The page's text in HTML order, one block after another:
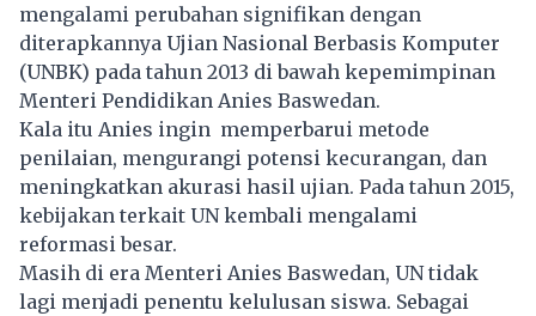
mengalami perubahan signifikan dengan
diterapkannya Ujian Nasional Berbasis Komputer
(UNBK) pada tahun 2013 di bawah kepemimpinan
Menteri Pendidikan Anies Baswedan.
Kala itu Anies ingin memperbarui metode
penilaian, mengurangi potensi kecurangan, dan
meningkatkan akurasi hasil ujian. Pada tahun 2015,
kebijakan terkait UN kembali mengalami
reformasi besar.
Masih di era Menteri Anies Baswedan, UN tidak
lagi menjadi penentu kelulusan siswa. Sebagai